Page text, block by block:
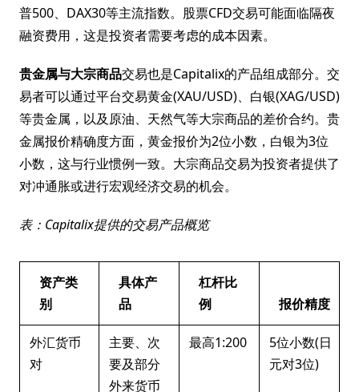
普500、DAX30等主流指数。股票CFD交易可能面临隔夜
融资费用，这是投资者需要考虑的成本因素。
贵金属与大宗商品交易也是Capitalix的产品组成部分。交
易者可以通过平台交易黄金(XAU/USD)、白银(XAG/USD)
等贵金属，以及原油、天然气等大宗商品的差价合约。贵
金属报价精确度方面，黄金报价为2位小数，白银为3位
小数，这与行业惯例一致。大宗商品交易为投资者提供了
对冲通胀或进行宏观经济交易的机会。
表：Capitalix提供的交易产品概览
资产类
别
具体产
品
杠杆比
例
报价精度
外汇货币
对
主要、次
要及部分
外来货币
最高1:200
5位小数(日
元对3位)